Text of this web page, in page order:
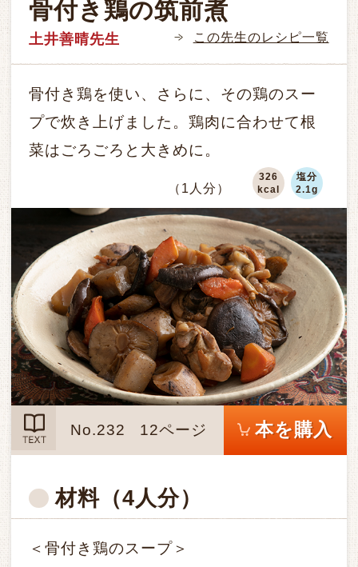
骨付き鶏の筑前煮
土井善晴先生 この先生のレシピ一覧
骨付き鶏を使い、さらに、その鶏のスー
プで炊き上げました。鶏肉に合わせて根
菜はごろごろと大きめに。
326
kcal
塩分
2.1g
（1人分）
TEXT
No.232 12ページ 本を購入
材料 （4人分）
＜骨付き鶏のスープ＞